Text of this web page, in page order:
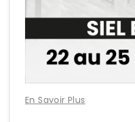
En Savoir Plus